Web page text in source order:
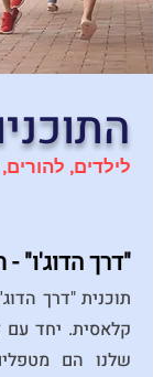
לילדים,
"דרך הדוג'ו" -
תוכנית "דרך
קלאסית. יחד עם
שלנו הם